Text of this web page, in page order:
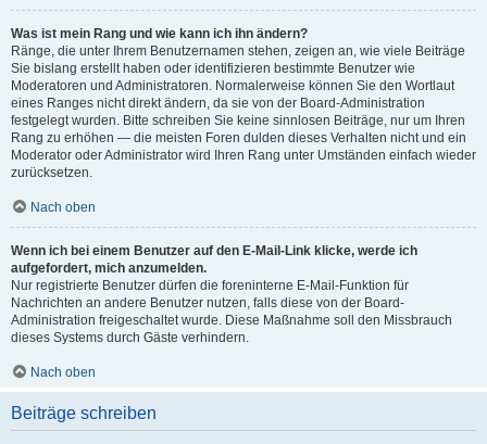
Was ist mein Rang und wie kann ich ihn ändern?
Ränge, die unter Ihrem Benutzernamen stehen, zeigen an, wie viele Beiträge
Sie bislang erstellt haben oder identifizieren bestimmte Benutzer wie
Moderatoren und Administratoren. Normalerweise können Sie den Wortlaut
eines Ranges nicht direkt ändern, da sie von der Board-Administration
festgelegt wurden. Bitte schreiben Sie keine sinnlosen Beiträge, nur um Ihren
Rang zu erhöhen — die meisten Foren dulden dieses Verhalten nicht und ein
Moderator oder Administrator wird Ihren Rang unter Umständen einfach wieder
zurücksetzen.
Nach oben
Wenn ich bei einem Benutzer auf den E-Mail-Link klicke, werde ich
aufgefordert, mich anzumelden.
Nur registrierte Benutzer dürfen die foreninterne E-Mail-Funktion für
Nachrichten an andere Benutzer nutzen, falls diese von der Board-
Administration freigeschaltet wurde. Diese Maßnahme soll den Missbrauch
dieses Systems durch Gäste verhindern.
Nach oben
Beiträge schreiben